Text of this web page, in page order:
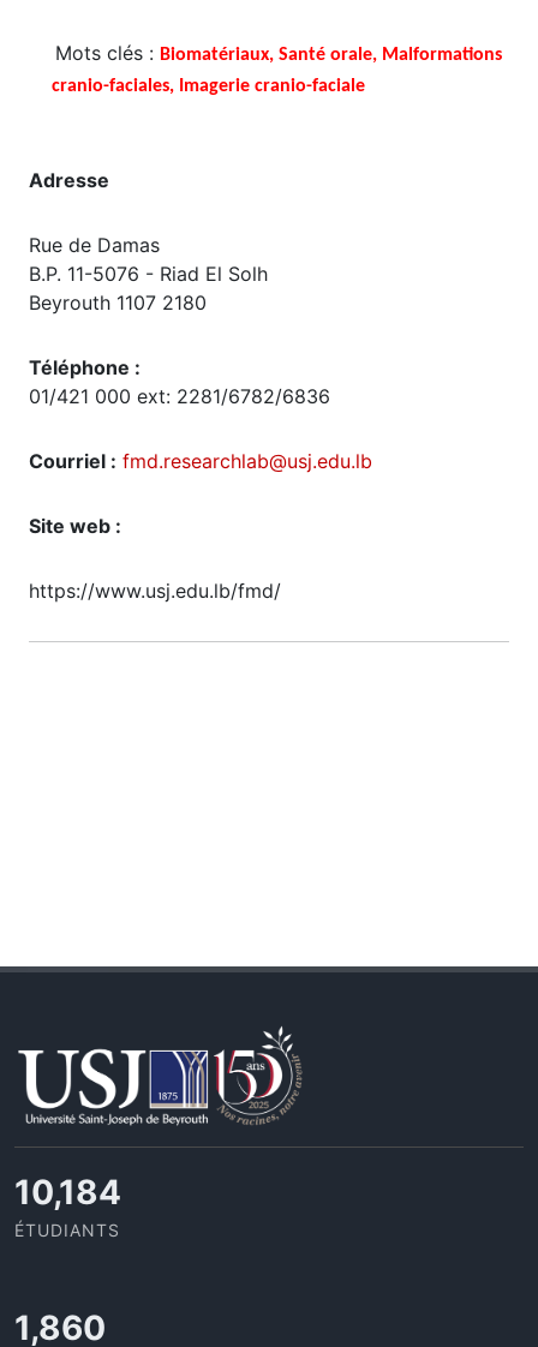
Mots clés : Biomatériaux, Santé orale, Malformations
cranio-faciales, Imagerie cranio-faciale
Adresse
Rue de Damas
B.P. 11-5076 - Riad El Solh
Beyrouth 1107 2180
Téléphone :
01/421 000 ext: 2281/6782/6836
Courriel : fmd.researchlab@usj.edu.lb
Site web :
https://www.usj.edu.lb/fmd/
11,727
ÉTUDIANTS
2,142